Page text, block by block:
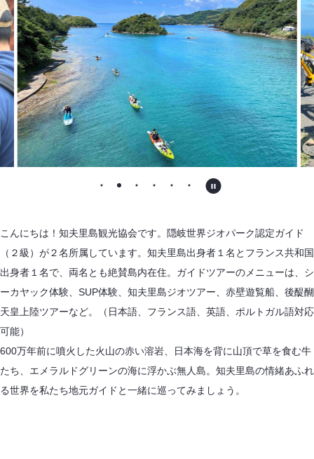
こんにちは！知夫里島観光協会です。隠岐世界ジオパーク認定ガイド
（２級）が２名所属しています。知夫里島出身者１名とフランス共和国
出身者１名で、両名とも絶賛島内在住。ガイドツアーのメニューは、シ
ーカヤック体験、SUP体験、知夫里島ジオツアー、赤壁遊覧船、後醍醐
天皇上陸ツアーなど。（日本語、フランス語、英語、ポルトガル語対応
可能）
600万年前に噴火した火山の赤い溶岩、日本海を背に山頂で草を食む牛
たち、エメラルドグリーンの海に浮かぶ無人島。知夫里島の情緒あふれ
る世界を私たち地元ガイドと一緒に巡ってみましょう。